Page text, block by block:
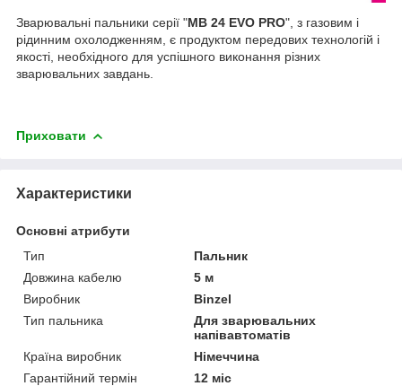
Зварювальні пальники серії "MB 24 EVO PRO", з газовим і
рідинним охолодженням, є продуктом передових технологій і
якості, необхідного для успішного виконання різних
зварювальних завдань.
Приховати
Характеристики
Основні атрибути
Тип
Пальник
Довжина кабелю
5 м
Виробник
Binzel
Тип пальника
Для зварювальних
напівавтоматів
Країна виробник
Німеччина
Гарантійний термін
12 міс